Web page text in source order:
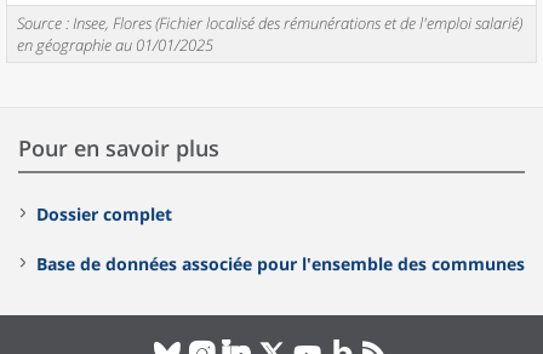
Source : Insee, Flores (Fichier localisé des rémunérations et de l'emploi salarié)
en géographie au 01/01/2025
Pour en savoir plus
Dossier complet
Base de données associée pour l'ensemble des communes